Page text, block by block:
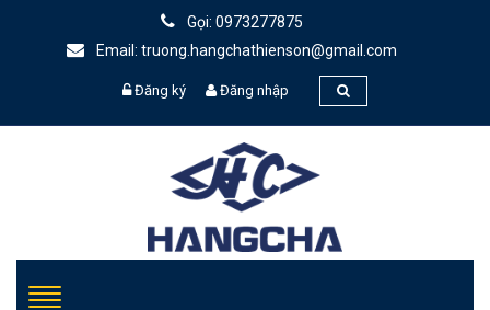
Gọi: 0973277875
Email: truong.hangchathienson@gmail.com
Đăng ký Đăng nhập